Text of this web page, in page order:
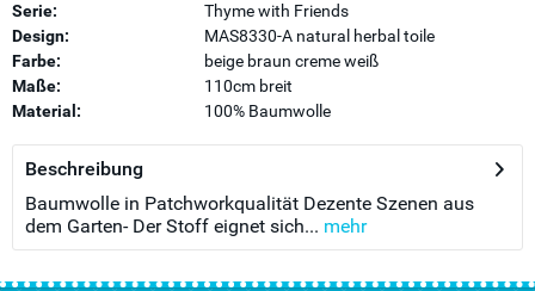
Serie:
Thyme with Friends
Design:
MAS8330-A natural herbal toile
Farbe:
beige braun creme weiß
Maße:
110cm breit
Material:
100% Baumwolle
Beschreibung
Baumwolle in Patchworkqualität Dezente Szenen aus
dem Garten- Der Stoff eignet sich... mehr